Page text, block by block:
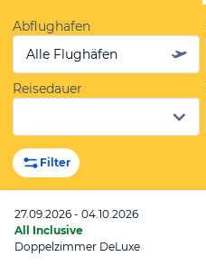
Abflughafen
Alle Flughäfen
Reisedauer
Filter
27.09.2026 - 04.10.2026
All Inclusive
Doppelzimmer DeLuxe